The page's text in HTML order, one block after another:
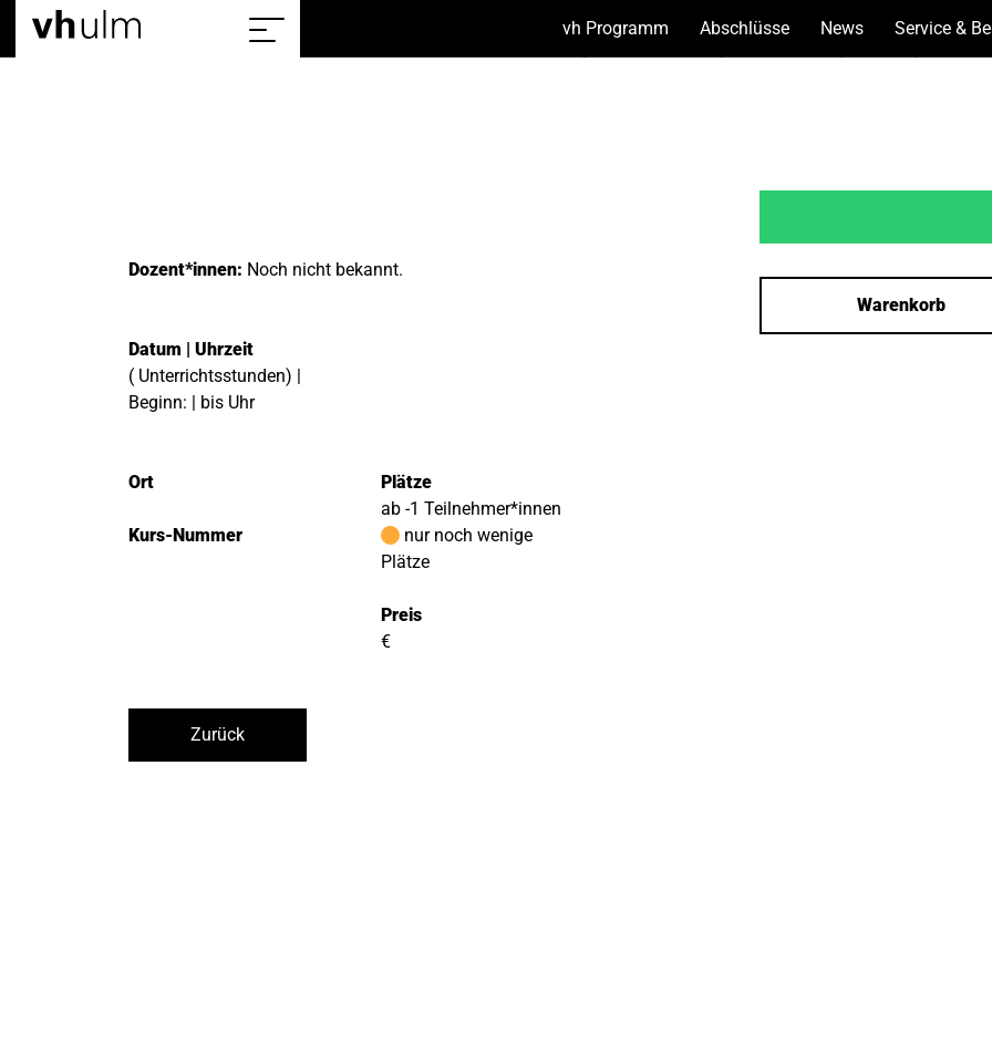
Show/hide
vh Programm (ShowAbschlüsse(ShowNews(ShowService &
Dozent*innen: Noch nicht bekannt.
Datum | Uhrzeit
( Unterrichtsstunden) |
Beginn: | bis Uhr
Ort
Kurs-Nummer
Plätze
ab -1 Teilnehmer*innen
nur noch wenige
Plätze
Preis
€
Zurück
Warenkorb